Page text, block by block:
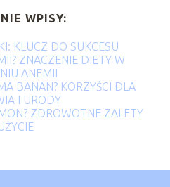
WPISY:
KLUCZ DO SUKCESU
ZNACZENIE DIETY W
ANEMII
BANAN? KORZYŚCI DLA
I URODY
ZDROWOTNE ZALETY